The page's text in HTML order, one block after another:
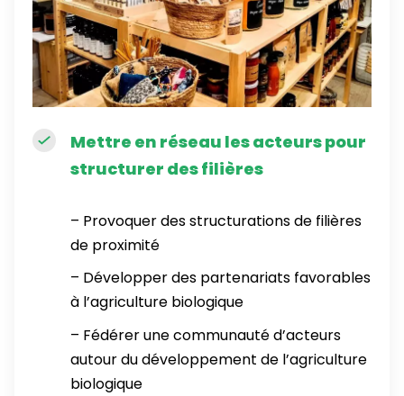
Mettre en réseau les acteurs pour
structurer des filières
– Provoquer des structurations de filières
de proximité
– Développer des partenariats favorables
à l’agriculture biologique
– Fédérer une communauté d’acteurs
autour du développement de l’agriculture
biologique